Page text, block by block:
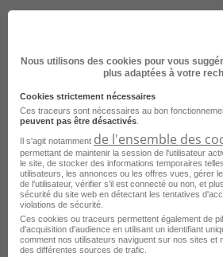
Chef
Offres d'emploi Chef de gare Lyon
Offres d'emploi Chef de gare Orly
Offres d'emploi Chef de gare
Accueil Emploi
Index
Index Ferroviaire
Index Chef de
Nous utilisons des cookies pour vous
plus adaptées à votre
Cookies strictement nécessaires
Ces traceurs sont nécessaires au bon
peuvent pas être désactivés
Il s'agit notamment de l'ensemble des
permettant de maintenir la session de l'utilisateur
le site, de stocker des informations temporaires
utilisateurs, les annonces ou les offres vues, gérer
de l'utilisateur, vérifier s'il est connecté ou non, et
sécurité du site web en détectant les tentatives
violations de sécurité.
Ces cookies ou traceurs permettent également de
d'acquisition d'audience en utilisant un identifiant
comment nos utilisateurs naviguent sur nos sites et
des différentes sources de trafic.